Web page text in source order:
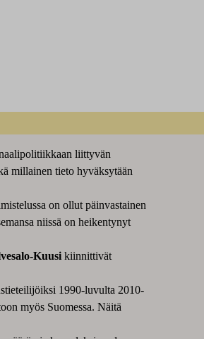
liittyvän
millainen tieto hyväksytään
on ollut päinvastainen
niissä on heikentynyt
Kuusikiinnittivät
1990-luvulta 2010-
myös Suomessa. Näitä